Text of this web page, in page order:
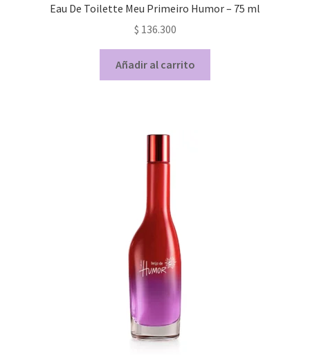
Eau De Toilette Meu Primeiro Humor – 75 ml
$ 136.300
Añadir al carrito